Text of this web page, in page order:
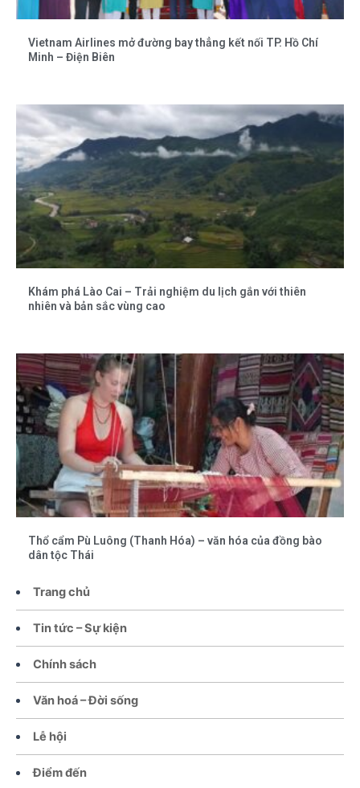
Trang chủ
Tin tức – Sự kiện
Chính sách
Văn hoá – Đời sống
Lễ hội
Điểm đến
Vietnam Airlines mở đường bay thẳng kết nối TP. Hồ Chí
Minh – Điện Biên
Khám phá Lào Cai – Trải nghiệm du lịch gắn với thiên
nhiên và bản sắc vùng cao
Thổ cẩm Pù Luông (Thanh Hóa) – văn hóa của đồng bào
dân tộc Thái